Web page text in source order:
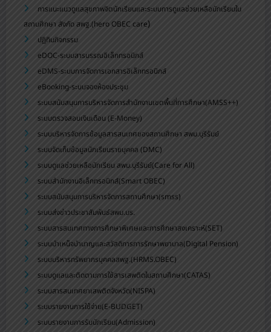
การแนะแนวดูแลสุขภาพจิตนักเรียนและระบบการดูแลช่วยเหลือนักเรียนใน
สถานศึกษา สังกัด สพฐ.(hero OBEC care)
ปฏิทินกิจกรรม
eDOC-ระบบสารบรรณอิเล็กทรอนิกส์
eDMS-ระบบการจัดการเอกสารอิเล็กทรอนิกส์
eBooking-ระบบจองห้องประชุม
ระบบสนับสนุนการบริหารจัดการสำนักงานเขตพื้นที่การศึกษา(AMSS++)
ระบบตรวจสอบเงินเดือน (E-Money)
ระบบบริหารจัดการข้อมูลสารสนเทศของสถานศึกษา สพม.บุรีรัมย์
ระบบจัดเก็บข้อมูลนักเรียนรายบุคคล (DMC)
ระบบดูแลช่วยเหลือนักเรียน สพม.บุรีรัมย์(Care for All)
ระบบสำนักงานอิเล็กทรอนิกส์(Smart OBEC)
ระบบสนับสนุนการบริหารจัดการสถานศึกษา(smss)
ระบบส่งข่าวประชาสัมพันธ์สพม.บร.
ระบบสารสนเทศทางการศึกษาพิเศษและการศึกษาสงเคราะห์(SET)
ระบบบำเหน็จบำนาญและสวัสดิการการรักษาพยาบาล(Digital Pension)
ระบบบริหารทรัพยากรบุคคลสพฐ.(HRMS.OBEC)
ระบบดูแลและติดตามการใช้สารเสพติดในสถานศึกษา(CATAS)
ระบบสารสนเทศยาเสพติดจังหวัด(NISPA)
ระบบรายงานการใช้จ่าย(E-BUDGET)
ระบบรายงานการรับนักเรียน(Admission)